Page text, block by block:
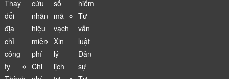
Thay
đổi
địa
chỉ
công
ty
cứu
nhãn
hiệu
miễn
phí
Chi
số
mã
vạch
Xin
lý
lịch
hiểm
Tư
vấn
luật
Dân
sự